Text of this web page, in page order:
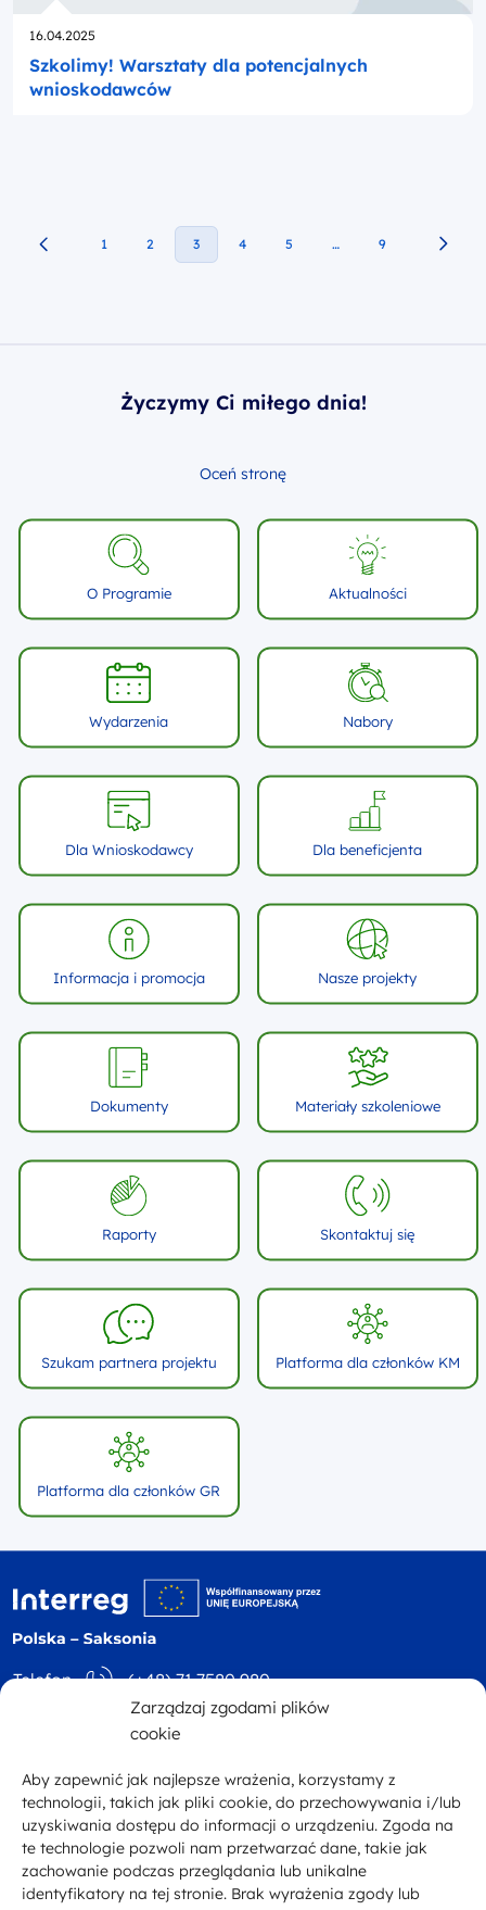
Zarządzaj zgodami plików
cookie
Aby zapewnić jak najlepsze wrażenia, korzystamy z
technologii, takich jak pliki cookie, do przechowywania i/lub
uzyskiwania dostępu do informacji o urządzeniu. Zgoda na
te technologie pozwoli nam przetwarzać dane, takie jak
zachowanie podczas przeglądania lub unikalne
identyfikatory na tej stronie. Brak wyrażenia zgody lub
Opublikowano
16.04.2025
Szkolimy! Warsztaty dla potencjalnych
wnioskodawców
1 2 3 4 5 … 9
Życzymy Ci miłego dnia!
Oceń stronę
O Programie Aktualności
Wydarzenia Nabory
Dla Wnioskodawcy Dla beneficjenta
Informacja i promocja Nasze projekty
Dokumenty Materiały szkoleniowe
Raporty Skontaktuj się
Szukam partnera projektu Platforma dla członków KM
Platforma dla członków GR
Logo witryny -
Telefon
(+48) 71 7580 980
kontakt@plsn.eu Adres
ul. Św. Mikołaja 81
Facebook
Zobacz inne programy Portal Unii Europejskiej